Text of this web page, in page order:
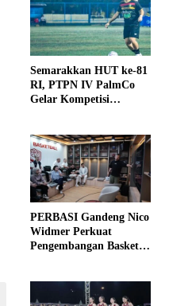
Semarakkan HUT ke-81
RI, PTPN IV PalmCo
Gelar Kompetisi
PERBASI Gandeng Nico
Widmer Perkuat
Pengembangan Basket